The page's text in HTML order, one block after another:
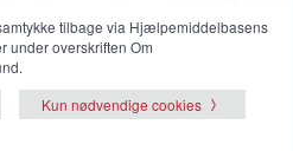
tilbage via Hjælpemiddelbasens
under overskriften Om
Kun nødvendige cookies